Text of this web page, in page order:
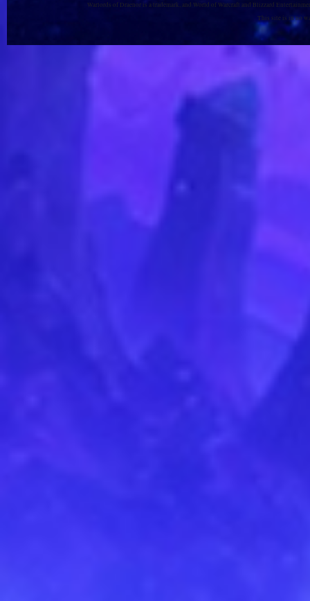
Warlords of Draenor is a trademark, and World of Warcraft and Blizzard
This site is in no